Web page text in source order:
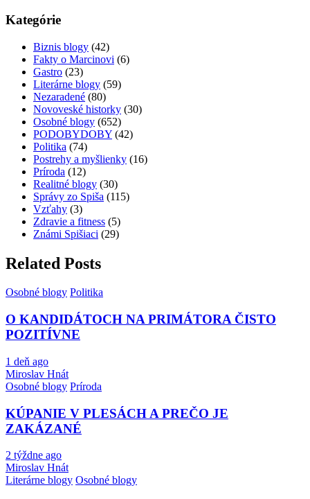
Kategórie
Biznis blogy (42)
Fakty o Marcinovi (6)
Gastro (23)
Literárne blogy (59)
Nezaradené (80)
Novoveské historky (30)
Osobné blogy (652)
PODOBYDOBY (42)
Politika (74)
Postrehy a myšlienky (16)
Príroda (12)
Realitné blogy (30)
Správy zo Spiša (115)
Vzťahy (3)
Zdravie a fitness (5)
Známi Spišiaci (29)
Related Posts
Osobné blogy Politika
O KANDIDÁTOCH NA PRIMÁTORA ČISTO
POZITÍVNE
1 deň ago
Miroslav Hnát
Osobné blogy Príroda
KÚPANIE V PLESÁCH A PREČO JE
ZAKÁZANÉ
2 týždne ago
Miroslav Hnát
Literárne blogy Osobné blogy